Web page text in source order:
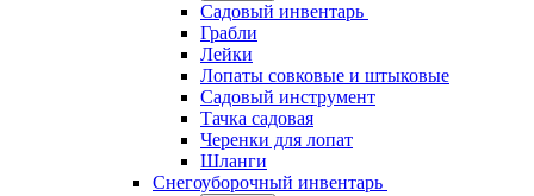
Садовый инвентарь
Грабли
Лейки
Лопаты совковые и штыковые
Садовый инструмент
Тачка садовая
Черенки для лопат
Шланги
Снегоуборочный инвентарь